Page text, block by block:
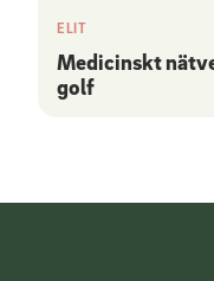
ELIT
Medicinskt
golf